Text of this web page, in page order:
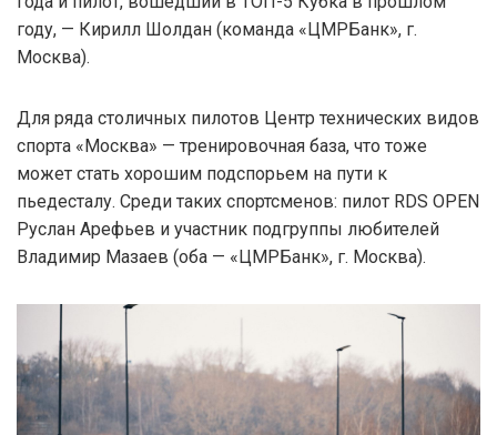
году, — Кирилл Шолдан (команда «ЦМРБанк», г.
Москва).
Для ряда столичных пилотов Центр технических видов
спорта «Москва» — тренировочная база, что тоже
может стать хорошим подспорьем на пути к
пьедесталу. Среди таких спортсменов: пилот RDS OPEN
Руслан Арефьев и участник подгруппы любителей
Владимир Мазаев (оба — «ЦМРБанк», г. Москва).